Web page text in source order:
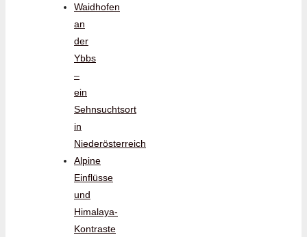
Waidhofen
an
der
Ybbs
–
ein
Sehnsuchtsort
in
Niederösterreich
Alpine
Einflüsse
und
Himalaya-
Kontraste